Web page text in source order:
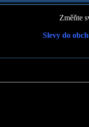
Změňte
Slevy do